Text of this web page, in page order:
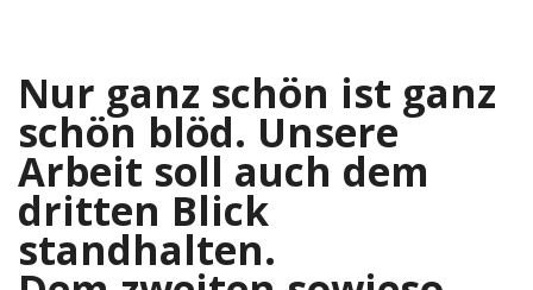
Nur ganz schön ist ganz
schön blöd. Unsere
Arbeit soll auch dem
dritten Blick
standhalten.